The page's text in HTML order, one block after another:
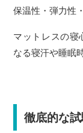
保温性・弾力性
マットレスの寝
なる寝汗や睡眠
徹底的な